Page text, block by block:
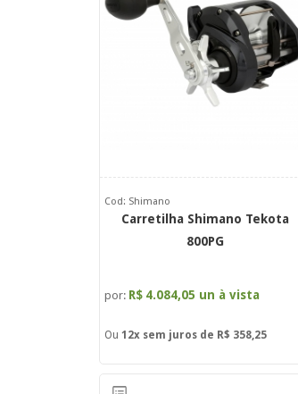
Cod: Shimano
Carretilha Shimano Tekota
800PG
por: R$ 4.084,05 un à vista
Ou 12x sem juros de R$ 358,25